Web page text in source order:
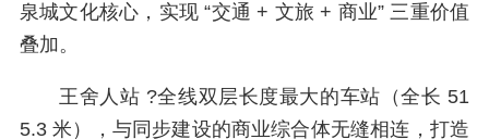
泉城文化核心，实现 “交通 + 文旅 + 商业” 三重价值
叠加。
王舍人站 ?全线双层长度最大的车站（全长 51
5.3 米），与同步建设的商业综合体无缝相连，打造